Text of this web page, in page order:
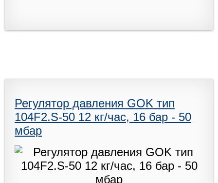
Регулятор давления GOK тип
104F2.S-50 12 кг/час, 16 бар - 50
мбар